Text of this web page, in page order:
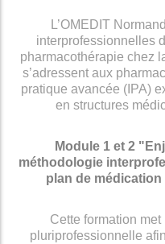
L’OMEDIT
interprofessionnelles
pharmacothérapie chez
s’adressent aux
pratique avancée (IPA)
en structures
Module 1 et 2
méthodologie
plan de
Cette formation met
pluriprofessionnelle